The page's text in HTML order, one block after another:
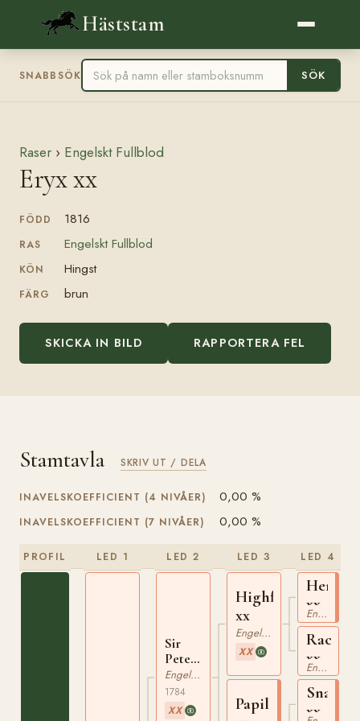
Häststam
SNABBSÖK SÖK
Raser › Engelskt Fullblod
Eryx xx
FÖDD 1816
RAS Engelskt Fullblod
KÖN Hingst
FÄRG brun
SKICKA IN BILD RAPPORTERA FEL
Stamtavla SKRIV UT / DELA
INAVELSKOEFFICIENT (4 NIVÅER) 0,00 %
INAVELSKOEFFICIENT (7 NIVÅER) 0,00 %
PROFIL LED 1 LED 2
Sir
Peter
Teazle
xx
Engelskt Fullblod
1784
XX
LED 3
Highflyer
xx
Engelskt Fullblod
XX
Papillon
LED 4
Herod
xxEngelskt Fullblod
Rachel
xxEngelskt Fullblod
Snap
xx